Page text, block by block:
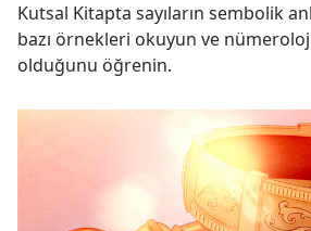
Kutsal Kitapta sayıların sembolik
bazı örnekleri okuyun ve
olduğunu öğrenin.